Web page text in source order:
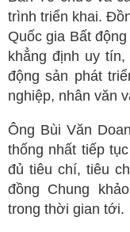
trình triển khai.
Quốc gia Bất
khẳng định uy
động sản phát
nghiệp, nhân văn
Ông Bùi Văn
thống nhất tiếp
đủ tiêu chí, tiêu
đồng Chung
trong thời gian tới.